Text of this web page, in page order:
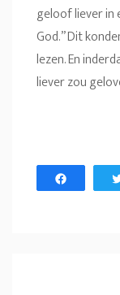
geloof liever in
God.” Dit
lezen. En
liever zou